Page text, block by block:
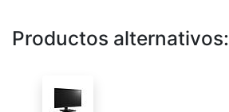
Productos alternativos: